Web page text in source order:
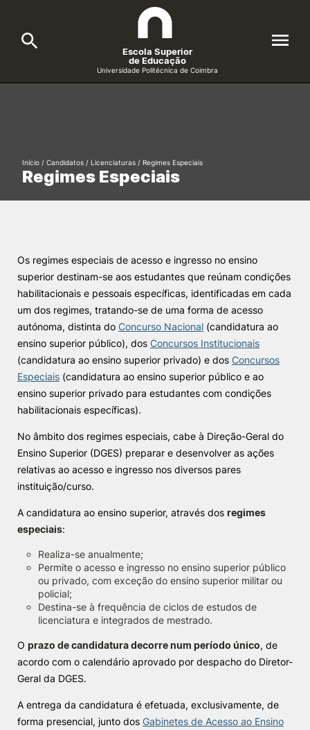
Candidatos
Investigação e Projetos
Alunos
Knowledge Factory
Candidaturas
Elogio / Sugestão / Reclamação Contactos
©2026 Instituto Politécnico de Coimbra. Todos os direitos reservados.
Escola Superior
de Educação
Universidade Politécnica de Coimbra
Formative Offer
Regimes Especiais
Início / Candidatos / Licenciaturas / Regimes Especiais
Os regimes especiais de acesso e ingresso no ensino
superior destinam-se aos estudantes que reúnam condições
habilitacionais e pessoais específicas, identificadas em cada
um dos regimes, tratando-se de uma forma de acesso
autónoma, distinta do Concurso Nacional (candidatura ao
ensino superior público), dos Concursos Institucionais
(candidatura ao ensino superior privado) e dos Concursos
Especiais (candidatura ao ensino superior público e ao
ensino superior privado para estudantes com condições
habilitacionais específicas).
No âmbito dos regimes especiais, cabe à Direção-Geral do
Ensino Superior (DGES) preparar e desenvolver as ações
relativas ao acesso e ingresso nos diversos pares
instituição/curso.
A candidatura ao ensino superior, através dos regimes
especiais:
Realiza-se anualmente;
Permite o acesso e ingresso no ensino superior público
ou privado, com exceção do ensino superior militar ou
policial;
Destina-se à frequência de ciclos de estudos de
licenciatura e integrados de mestrado.
O prazo de candidatura decorre num período único, de
acordo com o calendário aprovado por despacho do Diretor-
Geral da DGES.
A entrega da candidatura é efetuada, exclusivamente, de
forma presencial, junto dos Gabinetes de Acesso ao Ensino